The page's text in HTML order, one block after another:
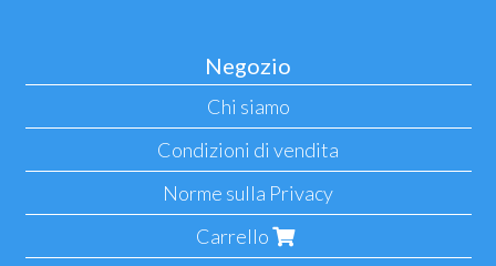
Negozio
Chi siamo
Condizioni di vendita
Norme sulla Privacy
Carrello